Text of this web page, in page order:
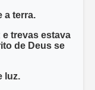
a terra.
e trevas estava
de Deus se
luz.